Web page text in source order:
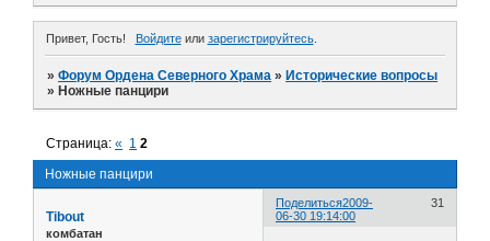
Привет, Гость! Войдитеили зарегистрируйтесь.
»Форум Ордена Северного Храма »Исторические вопросы
»Ножные панцири
Ножные панцири
Страница:« 1 2
Поделиться 31
2009-
06-30 19:14:00
Tibout
комбатан